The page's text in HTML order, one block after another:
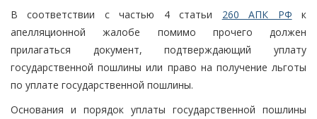
В соответствии с частью 4 статьи 260 АПК РФ к
апелляционной жалобе помимо прочего должен
прилагаться документ, подтверждающий уплату
государственной пошлины или право на получение льготы
по уплате государственной пошлины.
Основания и порядок уплаты государственной пошлины